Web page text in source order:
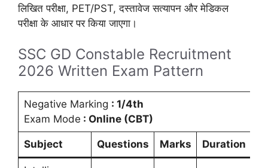
लिखित परीक्षा, PET/PST, दस्तावेज सत्यापन और मेडिकल
परीक्षा के आधार पर किया जाएगा।
SSC GD Constable Recruitment
2026 Written Exam Pattern
Negative Marking : 1/4th
Exam Mode : Online (CBT)
Subject Questions Marks Duration